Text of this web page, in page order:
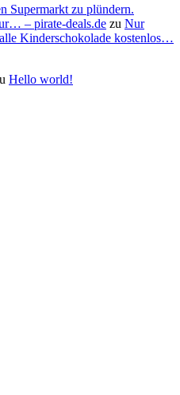
Supermarkt zu plündern.
– pirate-deals.de zu Nur
Kinderschokolade kostenlos…
Hello world!